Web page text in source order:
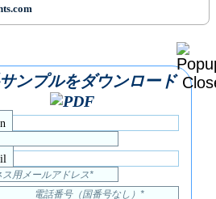
ンプルをダウンロード